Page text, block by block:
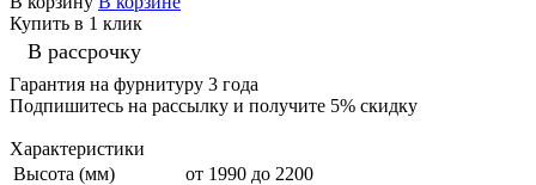
Купить в 1 клик
В рассрочку
Гарантия на фурнитуру 3 года
Подпишитесь на рассылку и получите 5% скидку
Характеристики
Высота (мм)
от 1990 до 2200